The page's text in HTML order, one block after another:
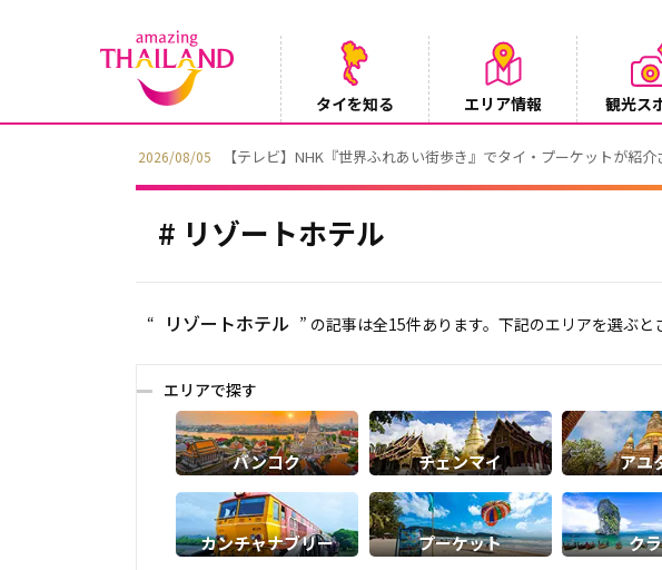
タイを知る エリア情報 観光ス
2026/08/05 【テレビ】NHK『世界ふれあい街歩き』でタイ・プーケットが紹介
リゾートホテル
“ リゾートホテル ” の記事は全15件あります。下記のエリアを選ぶと
エリアで探す
バンコク チェンマイ アユ
カンチャナブリー プーケット ク